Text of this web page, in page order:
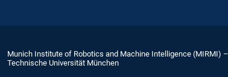
Munich Institute of Robotics and Machine Intelligence (MIRMI)
Technische Universität München